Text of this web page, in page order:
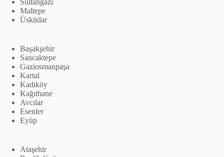
Sultangazi
Maltepe
Üsküdar
Başakşehir
Sancaktepe
Gaziosmanpaşa
Kartal
Kadıköy
Kağıthane
Avcılar
Esenler
Eyüp
Ataşehir